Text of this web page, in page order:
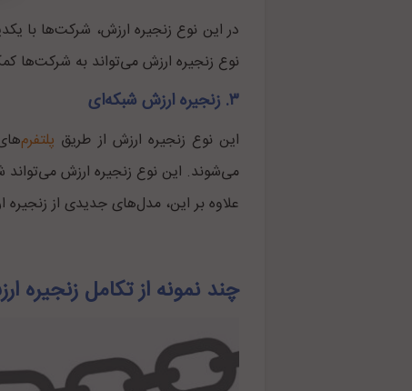
در این نوع زنجیره ارزش، شرکت‌ها با
نوع زنجیره ارزش می‌تواند به شرکت‌ها
۳. زنجیره ارزش شبکه‌ای
این نوع زنجیره ارزش از طریق پلتفرم‌
می‌شوند. این نوع زنجیره ارزش
علاوه بر این، مدل‌های جدیدی از زنجیره
چند نمونه از تکامل زنجیره